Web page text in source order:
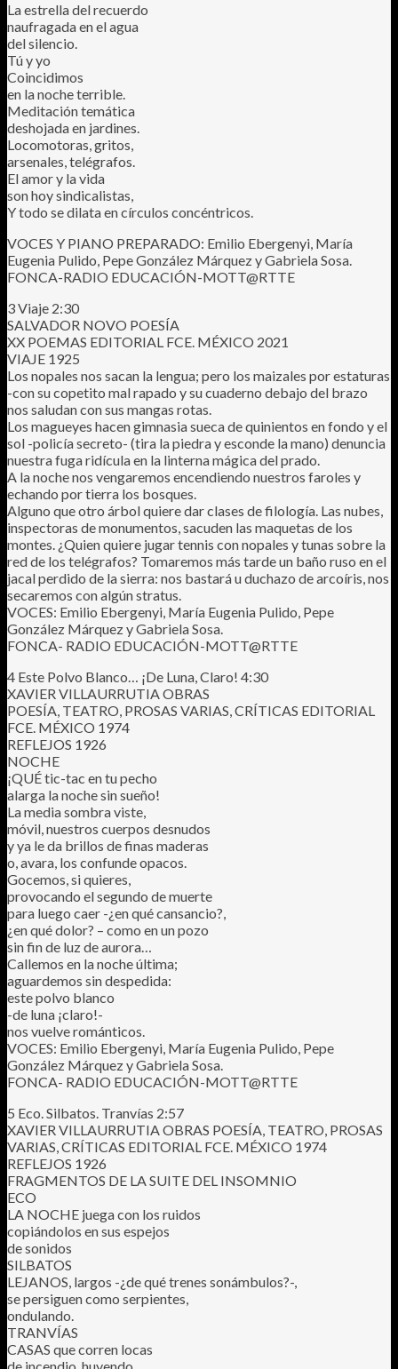
La estrella del recuerdo
naufragada en el agua
del silencio.
Tú y yo
Coincidimos
en la noche terrible.
Meditación temática
deshojada en jardines.
Locomotoras, gritos,
arsenales, telégrafos.
El amor y la vida
son hoy sindicalistas,
Y todo se dilata en círculos concéntricos.
VOCES Y PIANO PREPARADO: Emilio Ebergenyi, María
Eugenia Pulido, Pepe González Márquez y Gabriela Sosa.
FONCA-RADIO EDUCACIÓN-MOTT@RTTE
3 Viaje 2:30
SALVADOR NOVO POESÍA
XX POEMAS EDITORIAL FCE. MÉXICO 2021
VIAJE 1925
Los nopales nos sacan la lengua; pero los maizales por estaturas
-con su copetito mal rapado y su cuaderno debajo del brazo
nos saludan con sus mangas rotas.
Los magueyes hacen gimnasia sueca de quinientos en fondo y el
sol -policía secreto- (tira la piedra y esconde la mano) denuncia
nuestra fuga ridícula en la linterna mágica del prado.
A la noche nos vengaremos encendiendo nuestros faroles y
echando por tierra los bosques.
Alguno que otro árbol quiere dar clases de filología. Las nubes,
inspectoras de monumentos, sacuden las maquetas de los
montes. ¿Quien quiere jugar tennis con nopales y tunas sobre la
red de los telégrafos? Tomaremos más tarde un baño ruso en el
jacal perdido de la sierra: nos bastará u duchazo de arcoíris, nos
secaremos con algún stratus.
VOCES: Emilio Ebergenyi, María Eugenia Pulido, Pepe
González Márquez y Gabriela Sosa.
FONCA- RADIO EDUCACIÓN-MOTT@RTTE
4 Este Polvo Blanco… ¡De Luna, Claro! 4:30
XAVIER VILLAURRUTIA OBRAS
POESÍA, TEATRO, PROSAS VARIAS, CRÍTICAS EDITORIAL
FCE. MÉXICO 1974
REFLEJOS 1926
NOCHE
¡QUÉ tic-tac en tu pecho
alarga la noche sin sueño!
La media sombra viste,
móvil, nuestros cuerpos desnudos
y ya le da brillos de finas maderas
o, avara, los confunde opacos.
Gocemos, si quieres,
provocando el segundo de muerte
para luego caer -¿en qué cansancio?,
¿en qué dolor? – como en un pozo
sin fin de luz de aurora…
Callemos en la noche última;
aguardemos sin despedida:
este polvo blanco
-de luna ¡claro!-
nos vuelve románticos.
VOCES: Emilio Ebergenyi, María Eugenia Pulido, Pepe
González Márquez y Gabriela Sosa.
FONCA- RADIO EDUCACIÓN-MOTT@RTTE
5 Eco. Silbatos. Tranvías 2:57
XAVIER VILLAURRUTIA OBRAS POESÍA, TEATRO, PROSAS
VARIAS, CRÍTICAS EDITORIAL FCE. MÉXICO 1974
REFLEJOS 1926
FRAGMENTOS DE LA SUITE DEL INSOMNIO
ECO
LA NOCHE juega con los ruidos
copiándolos en sus espejos
de sonidos
SILBATOS
LEJANOS, largos -¿de qué trenes sonámbulos?-,
se persiguen como serpientes,
ondulando.
TRANVÍAS
CASAS que corren locas
de incendio, huyendo